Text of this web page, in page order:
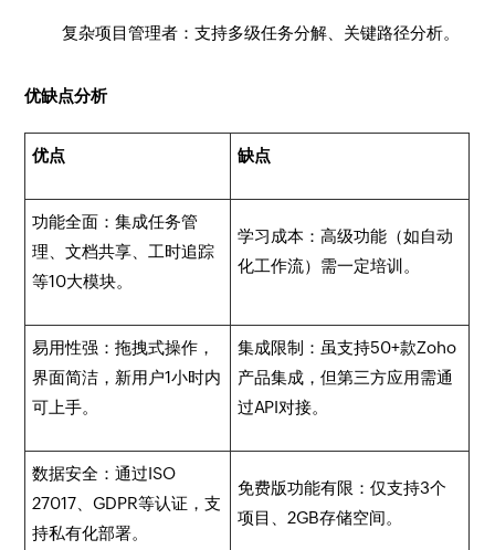
复杂项目管理者：支持多级任务分解、关键路径分析。
优缺点分析
优点 缺点
功能全面：集成任务管
理、文档共享、工时追踪
等10大模块。
学习成本：高级功能（如自动
化工作流）需一定培训。
易用性强：拖拽式操作，
界面简洁，新用户1小时内
可上手。
集成限制：虽支持50+款Zoho
产品集成，但第三方应用需通
过API对接。
数据安全：通过ISO
27017、GDPR等认证，支
持私有化部署。
免费版功能有限：仅支持3个
项目、2GB存储空间。